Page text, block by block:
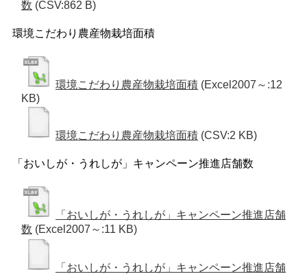
数 (CSV:862 B)
環境こだわり農産物栽培面積
環境こだわり農産物栽培面積 (Excel2007～:12
KB)
環境こだわり農産物栽培面積 (CSV:2 KB)
「おいしが・うれしが」キャンペーン推進店舗数
「おいしが・うれしが」キャンペーン推進店舗
数 (Excel2007～:11 KB)
「おいしが・うれしが」キャンペーン推進店舗